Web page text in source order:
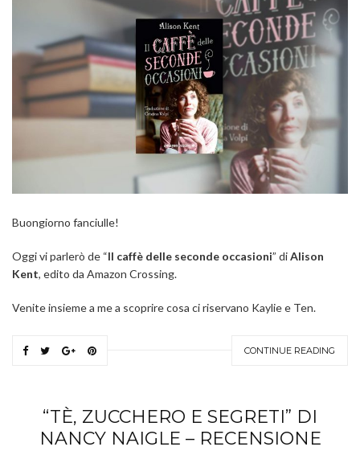
Buongiorno fanciulle!
Oggi vi parlerò de “Il caffè delle seconde occasioni” diAlison
Kent, edito da Amazon Crossing.
Venite insieme a me a scoprire cosa ci riservano Kaylie e Ten.
CONTINUE READING
“TÈ, ZUCCHERO E SEGRETI” DI
NANCY NAIGLE – RECENSIONE